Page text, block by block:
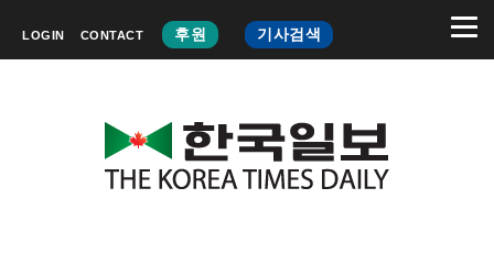
LOGIN CONTACT 후원 기사검색